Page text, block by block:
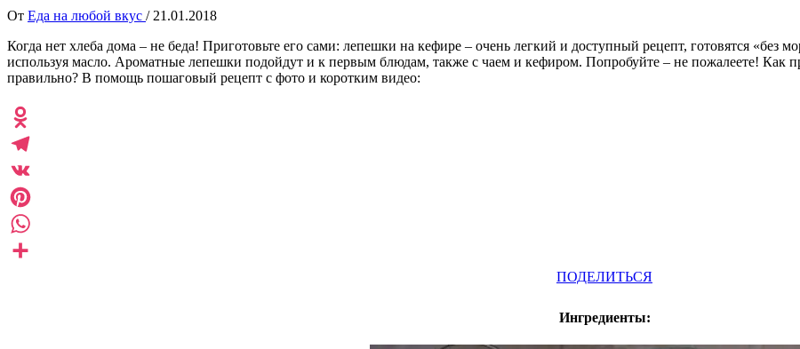
От Еда на любой вкус / 21.01.2018
Когда нет хлеба дома – не беда! Приготовьте его сами: лепешки на кефире – очень легкий и доступный рецепт, готовятся «без
используя масло. Ароматные лепешки подойдут и к первым блюдам, также с чаем и кефиром. Попробуйте – не пожалеете! Как
правильно? В помощь пошаговый рецепт с фото и коротким видео:
ПОДЕЛИТЬСЯ
Ингредиенты: